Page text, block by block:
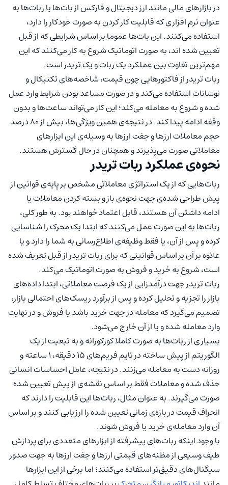
در بازارهای مالی مانند ارز دیجیتال و فارکس از بات‌ها یا ربات‌ها به
عنوان نرم افزاری که قابلیت کار کردن به صورت خودکار را دارد،
استفاده می‌کنند. این بات‌ها عموما بر اساس شرایطی که از قبل
تعیین شده اند، به صورت اتوماتیک شروع به کار می‌کنند که این
مهم‌ترین تفاوت بین عملکرد یک ربات و یک تریدر است.
ربات تریدر از فاکتور‌هایی چون قیمت، شاخصه‌های تکنیکال و
نوسانات استفاده می‌کند و در صورت مساعد بودن شرایط وارد عمل
شده و شروع به معامله می‌کند؛ این کار می‌تواند ساعت‌ها و بدون
وقفه ادامه پیدا کند. در نتیجه‌ی همین ویژگی‌ها، بیش از ۸۰ درصد
حجم معاملات ارزها و جفت ارزها به وسیله‌ی این ابزارهای
معاملاتی صورت می‌پذیرند و همچنان در حال گسترش هستند.
نحوه‌ی عملکرد ربات تریدر
ربات‌هایی که از یک استراتژی معاملاتی مشخص بر پایه‌ی قوانین از
پیش طراحی شده‌ی جهت نحوه‌ی باز و بسته کردن معاملات یا
ادامه داشتن آن هستند، قابل اعتماد خواهند بود. به طور کلی،
ربات‌ها به این صورت عمل می‌کنند که ابتدا یک محرک را شناسایی
کرده و پس از آن، یا فقط وظیفه‌ی اطلاع‌رسانی به شما را دارد و یا
علاوه بر آن بر اساس قوانینی که برای ربات تریدر از قبل تعریف شده
است، شروع به خرید و فروش به صورت اتوماتیک می‌کند.
ربات تریدر جهت درآمدزایی از یک فرصت معاملاتی، ابتدا داده‌های
بازار را تجزیه و تحلیل کرده و پس از برآورد ریسک‌های احتمالی بازار،
تصمیم می‌گیرد که معامله در جهت خرید باشد یا فروش و در نهایت
وارد معامله شده و یا از آن خارج می‌شود.
بسیاری از ربات‌ها به صورت کاملا کورکورانه و به تبعیت از یک
الگوریتم از پیش ساخته در تایم فریم‌های ۱۵ دقیقه، ۱ ساعته و
روزانه دست به معامله می‌زنند. در نتیجه، عامل احساسات انسانی
حذف شده و معاملات فقط بر اساس نقشه‌ی از پیش تعیین شده
صورت می‌گیرند. به عنوان مثال، ربات‌ها این قابلیت را دارند که
انحراف قیمت در بازه‌ی زمانی تعیین شده را ارزیابی کنند و بر اساس
آن وارد معامله‌ی خرید یا فروش شوند.
با وجود اینکه ربات‌های پیشرفته از ابزار‌های متعددی برای پردازش
طیف وسیعی از مظنه‌های قیمتی ارز‌ها و جفت ارزها به جهت صدور
سیگنال‌های دقیق‌تر استفاده می‌کنند؛ اما برخی از این ابزار‌ها